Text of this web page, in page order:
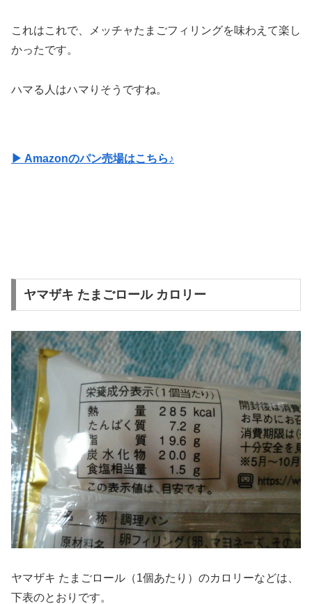
これはこれで、メッチャたまごフィリングを味わえて楽し
かったです。
ハマる人はハマりそうですね。
▶ Amazonのパン売場はこちら♪
ヤマザキ たまごロール カロリー
ヤマザキ たまごロール（1個あたり）のカロリーなどは、
下表のとおりです。